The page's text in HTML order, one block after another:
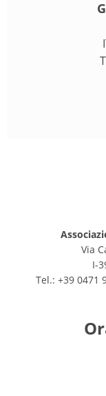
Via
I-
Tel.: +39 0471